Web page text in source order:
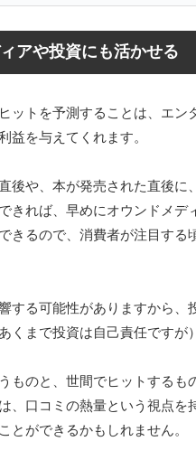
アや投資にも活かせる
ットを予測することは、エン
益を与えてくれます。
後や、本が発売された直後に
きれば、早めにオウンドメデ
きるので、消費者が注目する
する可能性がありますから、
くまで投資は自己責任ですが）
ものと、世間でヒットするも
、口コミの熱量という視点を
とができるかもしれません。